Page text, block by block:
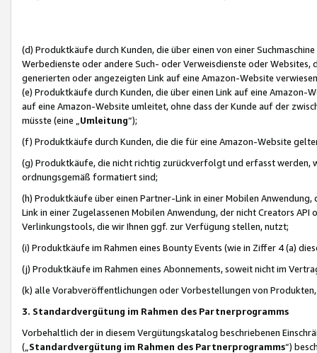
(d) Produktkäufe durch Kunden, die über einen von einer
Werbedienste oder andere Such- oder Verweisdienste oder Websites,
generierten oder angezeigten Link auf eine Amazon-Website
(e) Produktkäufe durch Kunden, die über einen Link auf eine
auf eine Amazon-Website umleitet, ohne dass der Kunde auf der
müsste (eine „ Umleitung“);
(f) Produktkäufe durch Kunden, die die für eine Amazon-Website
(g) Produktkäufe, die nicht richtig zurückverfolgt und erfasst werden,
ordnungsgemäß formatiert sind;
(h) Produktkäufe über einen Partner-Link in einer Mobilen
Link in einer Zugelassenen Mobilen Anwendung, der nicht Creators
Verlinkungstools, die wir Ihnen ggf. zur Verfügung stellen, nutzt;
(i) Produktkäufe im Rahmen eines Bounty Events (wie in Ziffer 4 (a)
(j) Produktkäufe im Rahmen eines Abonnements, soweit nicht im
(k) alle Vorabveröffentlichungen oder Vorbestellungen von
3. Standardvergütung im Rahmen des Partnerprogramms
Vorbehaltlich der in diesem Vergütungskatalog beschriebenen
(„ Standardvergütung im Rahmen des Partnerprogramms“)